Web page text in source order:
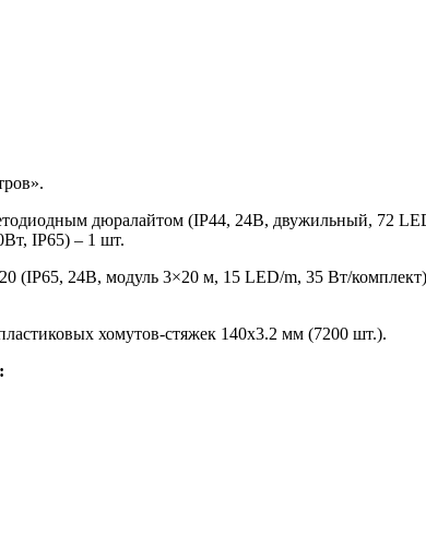
дюралайтом (IP44, 24В, двужильный, 72
IP65) – 1 шт.
(IP65, 24В, модуль 3×20 м, 15 LED/m, 35 Вт/
хомутов-стяжек 140х3.2 мм (7200 шт.).